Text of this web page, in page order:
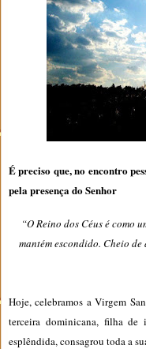
É preciso que, no encontro
pela presença do Senhor
“O Reino dos Céus é como
mantém escondido. Cheio
Hoje, celebramos a Virgem
terceira dominicana, filha de
esplêndida, consagrou toda a